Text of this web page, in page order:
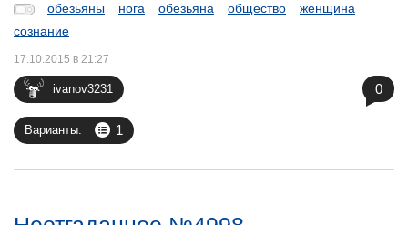
обезьяны нога обезьяна общество
женщина
сознание
ivanov3231
17.10.2015 в 21:27
Варианты: 1
0